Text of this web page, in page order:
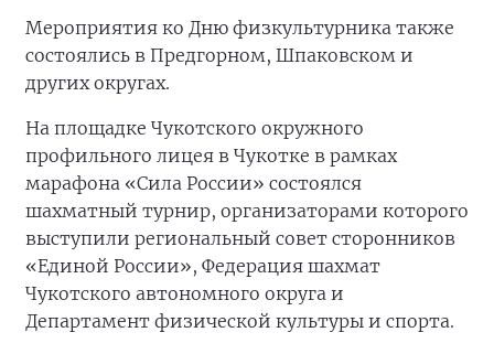
Мероприятия ко Дню физкультурника также
состоялись в Предгорном, Шпаковском и
других округах.
На площадке Чукотского окружного
профильного лицея в Чукотке в рамках
марафона «Сила России» состоялся
шахматный турнир, организаторами которого
выступили региональный совет сторонников
«Единой России», Федерация шахмат
Чукотского автономного округа и
Департамент физической культуры и спорта.